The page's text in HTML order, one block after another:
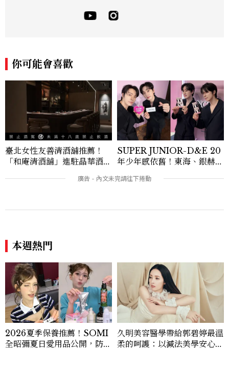
耕彩妝、保養、香氛、頭髮...等與美有關的
面向。擅長以細膩敏銳的觀察力，深入報導
你可能會喜歡
臺北女性友善清酒舖推薦！
「和庵清酒舖」進駐晶華酒
SUPER JUNIOR-D&E 20
年少年感依舊！東海、銀赫公
本週熱門
2026夏季保養推薦！SOMI
全昭彌夏日愛用品公開，防
久明美容醫學帶給郭碧婷最溫
柔的呵護：以減法美學安心相